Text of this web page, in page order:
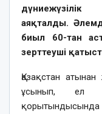
дүниежүзілік
аяқталды.
биыл 60-тан
зерттеуші
Қазақстан
ұсынып, ел